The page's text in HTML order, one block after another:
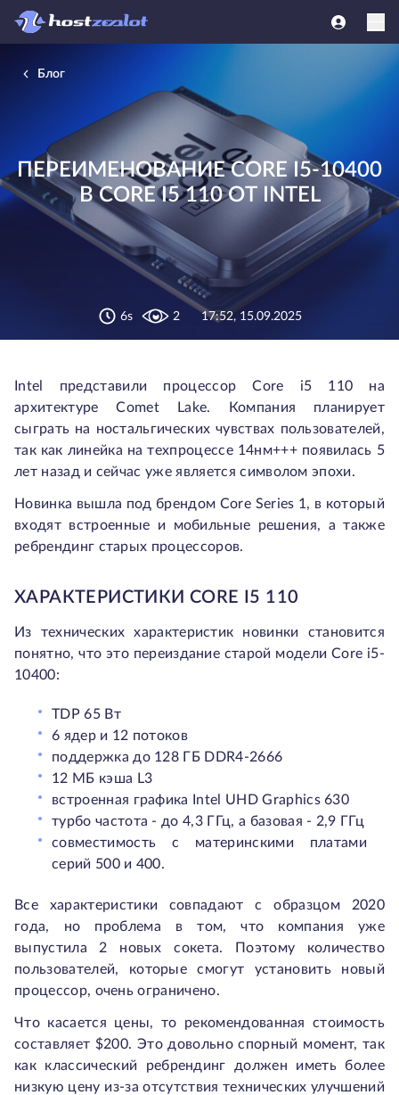
Блог
ПЕРЕИМЕНОВАНИЕ CORE I5-10400
В CORE I5 110 ОТ INTEL
6s 2 17:52, 15.09.2025
Intel представили процессор Core i5 110 на
архитектуре Comet Lake. Компания планирует
сыграть на ностальгических чувствах пользователей,
так как линейка на техпроцессе 14нм+++ появилась 5
лет назад и сейчас уже является символом эпохи.
Новинка вышла под брендом Core Series 1, в который
входят встроенные и мобильные решения, а также
ребрендинг старых процессоров.
ХАРАКТЕРИСТИКИ CORE I5 110
Из технических характеристик новинки становится
понятно, что это переиздание старой модели Core i5-
10400:
TDP 65 Вт
6 ядер и 12 потоков
поддержка до 128 ГБ DDR4-2666
12 МБ кэша L3
встроенная графика Intel UHD Graphics 630
турбо частота - до 4,3 ГГц, а базовая - 2,9 ГГц
совместимость с материнскими платами
серий 500 и 400.
Все характеристики совпадают с образцом 2020
года, но проблема в том, что компания уже
выпустила 2 новых сокета. Поэтому количество
пользователей, которые смогут установить новый
процессор, очень ограничено.
Что касается цены, то рекомендованная стоимость
составляет $200. Это довольно спорный момент, так
как классический ребрендинг должен иметь более
низкую цену из-за отсутствия технических улучшений